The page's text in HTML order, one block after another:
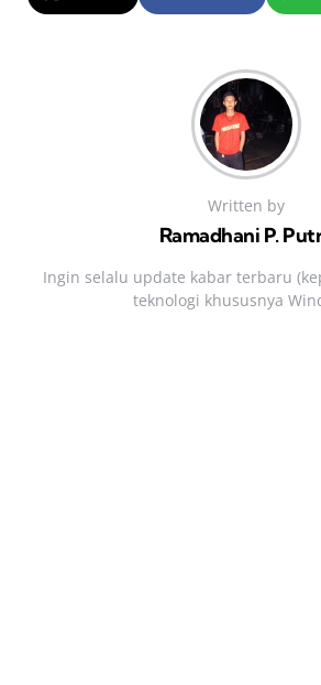
Written by
Ramadhani P.
Ingin selalu update kabar terbaru
teknologi khususnya